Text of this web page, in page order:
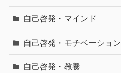
自己啓発・マインド
自己啓発・モチベーション
自己啓発・教養